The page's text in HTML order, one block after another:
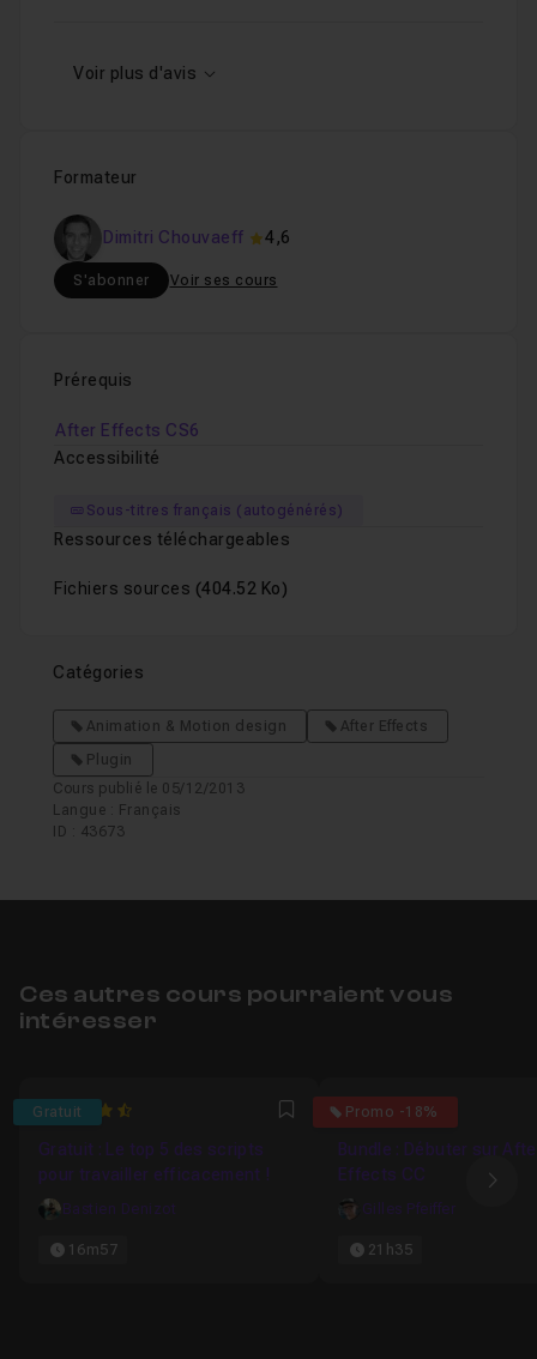
Voir plus d'avis
Formateur
Dimitri Chouvaeff 4,6
S'abonner Voir ses cours
Prérequis
After Effects CS6
Accessibilité
Sous-titres français (autogénérés)
Ressources téléchargeables
Fichiers sources (404.52 Ko)
Catégories
Animation & Motion design
After Effects
Plugin
Cours publié le 05/12/2013
Langue : Français
ID : 43673
Ces autres cours pourraient vous
intéresser
Gratuit
4.5 Favori
Gratuit : Le top 5 des scripts
pour travailler efficacement !
Bastien Denizot
16m57
Promo -18%
4.25
Bundle : Débuter sur
Effects CC
Gilles Pfeiffer
21h35